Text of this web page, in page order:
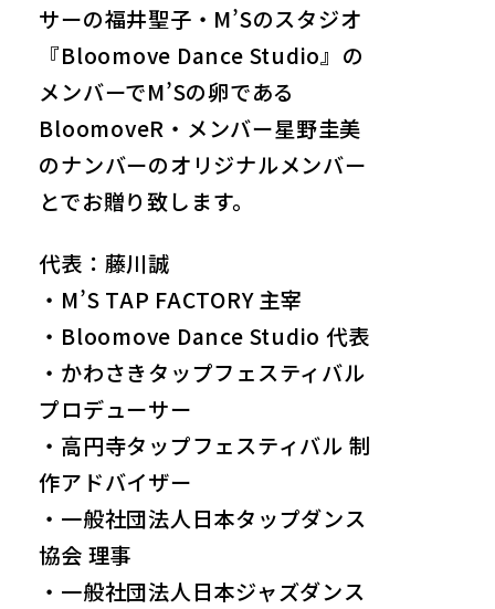
サーの福井聖子・M’Sのスタジオ
『Bloomove Dance Studio』の
メンバーでM’Sの卵である
BloomoveR・メンバー星野圭美
のナンバーのオリジナルメンバー
とでお贈り致します。
代表：藤川誠
・M’S TAP FACTORY 主宰
・Bloomove Dance Studio 代表
・かわさきタップフェスティバル
プロデューサー
・高円寺タップフェスティバル 制
作アドバイザー
・一般社団法人日本タップダンス
協会 理事
・一般社団法人日本ジャズダンス